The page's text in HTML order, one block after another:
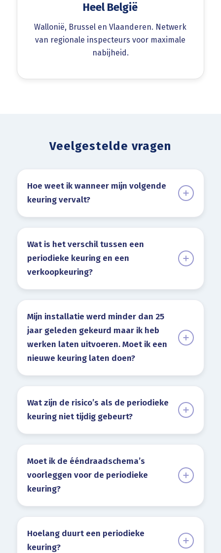
Heel België
Wallonië, Brussel en Vlaanderen. Netwerk
van regionale inspecteurs voor maximale
nabijheid.
Veelgestelde vragen
Hoe weet ik wanneer mijn volgende
keuring vervalt?
Wat is het verschil tussen een
periodieke keuring en een
verkoopkeuring?
Mijn installatie werd minder dan 25
jaar geleden gekeurd maar ik heb
werken laten uitvoeren. Moet ik een
nieuwe keuring laten doen?
Wat zijn de risico’s als de periodieke
keuring niet tijdig gebeurt?
Moet ik de ééndraadschema’s
voorleggen voor de periodieke
keuring?
Hoelang duurt een periodieke
keuring?